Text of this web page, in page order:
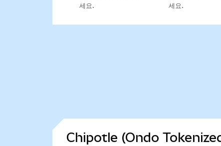
세요.
세요.
Chipotle (Ondo Tokenized)